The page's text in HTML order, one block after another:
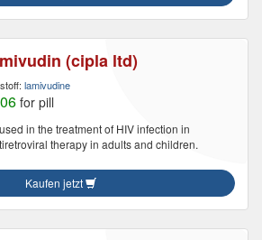
(cipla ltd)
lamivudine
for pill
in the treatment of HIV infection in
therapy in adults and children.
Kaufen jetzt